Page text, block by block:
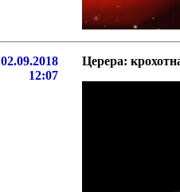
02.09.2018
12:07
Церера: